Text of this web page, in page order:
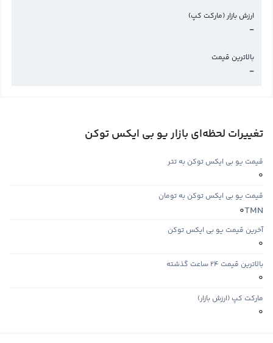
ارزش بازار (مارکت کپ)
-
بالاترین قیمت
-
تغییرات لحظه‌ای بازار یو بی ایکس توکن
قیمت یو بی ایکس توکن به تتر
0
قیمت یو بی ایکس توکن به تومان
TMN
0
آخرین قیمت یو بی ایکس توکن
0
بالاترین قیمت ۲۴ ساعت گذشته
0
مارکت کپ (ارزش بازار)
0